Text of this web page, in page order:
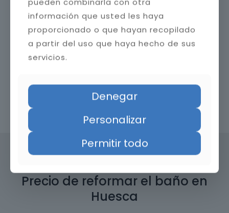
Precio de reformar el baño en
Huesca
información que usted les haya
proporcionado o que hayan recopilado
a partir del uso que haya hecho de sus
servicios.
Denegar
Personalizar
Permitir todo